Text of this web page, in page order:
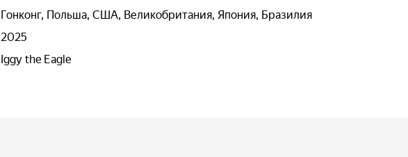
Гонконг, Польша, США, Великобритания, Япония, Бразилия
2025
Iggy the Eagle